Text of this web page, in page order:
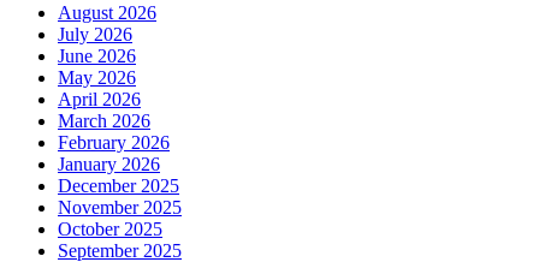
August 2026
July 2026
June 2026
May 2026
April 2026
March 2026
February 2026
January 2026
December 2025
November 2025
October 2025
September 2025